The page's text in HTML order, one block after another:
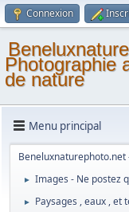
Connexion
Photographie
de nature
Menu principal
► Images - Ne postez
► Paysages , eaux , et